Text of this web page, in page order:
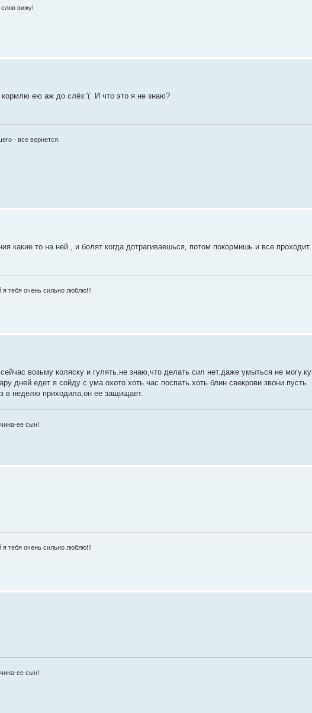
вижу!
кормлю ею аж до слёз:'( И что это я не знаю?
- все вернется.
какие то на ней , и болят когда дотрагиваешься, потом покормишь и все
тебя очень сильно люблю!!!
возьму коляску и гулять.не знаю,что делать сил нет.даже умыться не
дней едет я сойду с ума.охото хоть час поспать.хоть блин свекрови звони пусть
в неделю приходила,он ее защищает.
ее сын!
тебя очень сильно люблю!!!
ее сын!